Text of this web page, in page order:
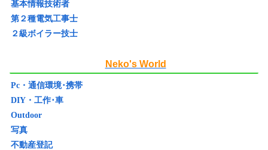
基本情報技術者
第２種電気工事士
２級ボイラー技士
Neko's World
Pc・通信環境･携帯
DIY・工作･車
Outdoor
写真
不動産登記